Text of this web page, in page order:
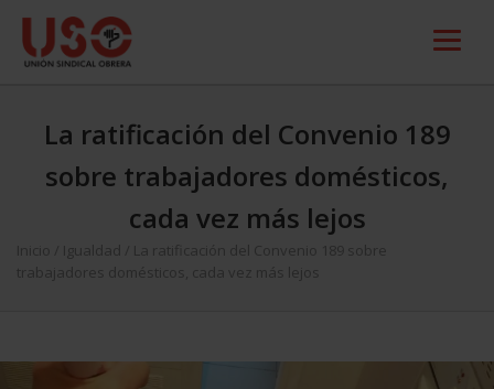
La ratificación del Convenio 189
sobre trabajadores domésticos,
cada vez más lejos
Inicio Igualdad
La ratificación del Convenio 189 sobre
trabajadores domésticos, cada vez más lejos